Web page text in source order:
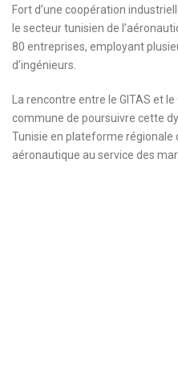
Fort d’une coopération
le secteur tunisien de
80 entreprises, employant
d’ingénieurs.
La rencontre entre le GITAS et
commune de poursuivre cette
Tunisie en plateforme régionale
aéronautique au service des